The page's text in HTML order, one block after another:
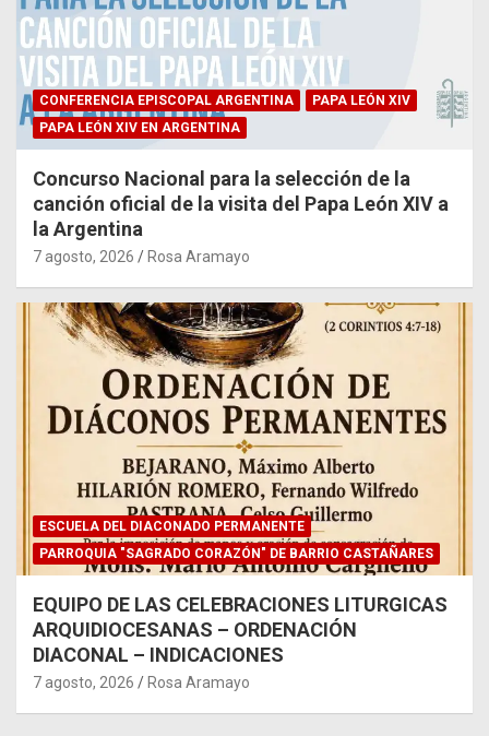
CONFERENCIA EPISCOPAL ARGENTINA
PAPA LEÓN XIV
PAPA LEÓN XIV EN ARGENTINA
Concurso Nacional para la selección de la
canción oficial de la visita del Papa León XIV a
la Argentina
7 agosto, 2026 Rosa Aramayo
ESCUELA DEL DIACONADO PERMANENTE
PARROQUIA "SAGRADO CORAZÓN" DE BARRIO CASTAÑARES
EQUIPO DE LAS CELEBRACIONES LITURGICAS
ARQUIDIOCESANAS – ORDENACIÓN
DIACONAL – INDICACIONES
7 agosto, 2026 Rosa Aramayo